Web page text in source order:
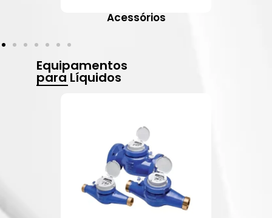
Acessórios
Equipamentos
para Líquidos